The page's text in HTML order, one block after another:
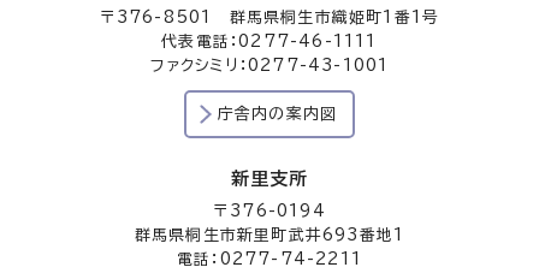
〒376-8501 群馬県桐生市織姫町1番1号
代表電話：0277-46-1111
ファクシミリ：0277-43-1001
庁舎内の案内図
新里支所
〒376-0194
群馬県桐生市新里町武井693番地1
電話：0277-74-2211